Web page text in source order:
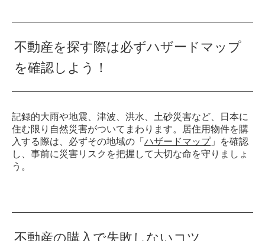
不動産を探す際は必ずハザードマップ
を確認しよう！
記録的大雨や地震、津波、洪水、土砂災害など、日本に
住む限り自然災害がついてまわります。居住用物件を購
入する際は、必ずその地域の「 ハザードマップ」を確認
し、事前に災害リスクを把握して大切な命を守りましょ
う。
不動産の購入で失敗しないコツ